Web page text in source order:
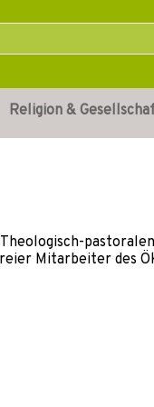
Religion &
Mitarbeiter des